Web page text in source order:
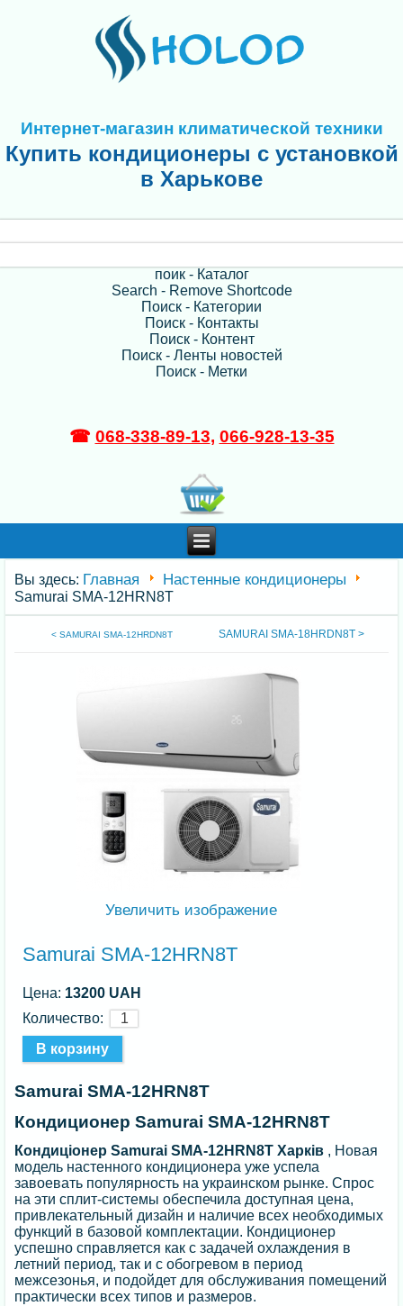
Интернет-магазин климатической техники
Купить кондиционеры с установкой
в Харькове
поик - Каталог
Search - Remove Shortcode
Поиск - Категории
Поиск - Контакты
Поиск - Контент
Поиск - Ленты новостей
Поиск - Метки
☎ 068-338-89-13, 066-928-13-35
Вы здесь: Главная Настенные кондиционеры
Samurai SMA-12HRN8T
< SAMURAI SMA-12HRDN8T SAMURAI SMA-18HRDN8T >
Увеличить изображение
Samurai SMA-12HRN8T
Цена: 13200 UAH
Количество:
Samurai SMA-12HRN8T
Кондиционер Samurai SMA-12HRN8T
Кондиціонер Samurai SMA-12HRN8T Харків , Новая
модель настенного кондиционера уже успела
завоевать популярность на украинском рынке. Спрос
на эти сплит-системы обеспечила доступная цена,
привлекательный дизайн и наличие всех необходимых
функций в базовой комплектации. Кондиционер
успешно справляется как с задачей охлаждения в
летний период, так и с обогревом в период
межсезонья, и подойдет для обслуживания помещений
практически всех типов и размеров.